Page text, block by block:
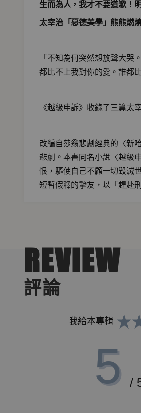
生而為人，我才不要道歉！
太宰治「惡德美學」熊熊燃
「不知為何突然想放聲大
都比不上我對你的愛。誰都
《越級申訴》收錄了三篇太
改編自莎翁悲劇經典的〈新
悲劇。本書同名小說〈越級
恨，驅使自己不顧一切毀滅
短暫假釋的摯友，以「趕赴
對一切皆有可能顛覆的世界
【本書特色】
2.「近代惡」的完美詮釋。
甚至可能會讓人以為是個
3.愛是順服還是控制？太宰
REVIEW
評論
我給本專輯
5 /